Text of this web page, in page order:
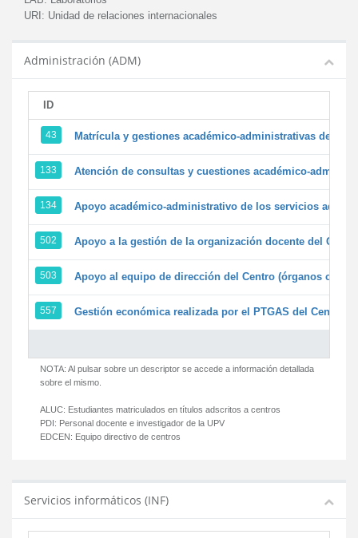
URI: Unidad de relaciones internacionales
Administración (ADM)
ID
43 Matrícula y gestiones académico-administrativas de la
133 Atención de consultas y cuestiones académico-
134 Apoyo académico-administrativo de los servicios
502 Apoyo a la gestión de la organización docente del
503 Apoyo al equipo de dirección del Centro (órganos
557 Gestión económica realizada por el PTGAS del Centro
NOTA: Al pulsar sobre un descriptor se accede a información detallada
sobre el mismo.
ALUC: Estudiantes matriculados en títulos adscritos a centros
PDI: Personal docente e investigador de la UPV
EDCEN: Equipo directivo de centros
Servicios informáticos (INF)